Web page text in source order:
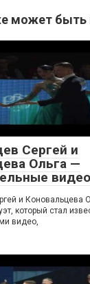
может быть
Сергей и
Ольга —
и Коновальцева
который стал
видео,